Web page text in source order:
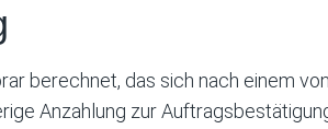
berechnet, das sich nach einem
Anzahlung zur